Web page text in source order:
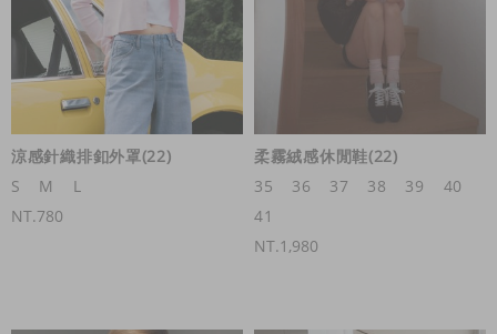
涼感針織排釦外罩(22)
S
M
L
NT.780
柔霧絨感休閒鞋(22)
35
36 37 38 39
40
41
NT.1,980